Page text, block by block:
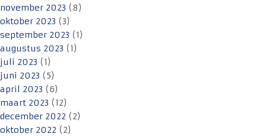
november 2023 (8)
oktober 2023 (3)
september 2023 (1)
augustus 2023 (1)
juli 2023 (1)
juni 2023 (5)
april 2023 (6)
maart 2023 (12)
december 2022 (2)
oktober 2022 (2)